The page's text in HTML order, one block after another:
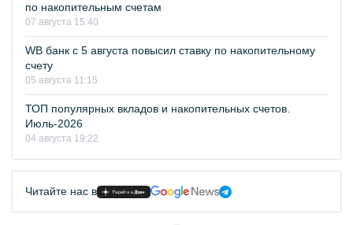
по накопительным счетам
07 августа 15:40
WB банк с 5 августа повысил ставку по накопительному
счету
05 августа 11:15
ТОП популярных вкладов и накопительных счетов.
Июль-2026
04 августа 19:22
Читайте нас в